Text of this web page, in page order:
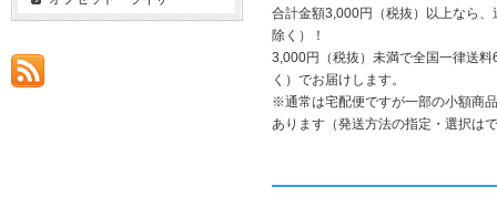
合計金額3,000円（税抜）以上なら
除く）！
3,000円（税抜）未満で全国一律送
く）でお届けします。
※通常は宅配便ですが一部の小額商
あります（発送方法の指定・選択は